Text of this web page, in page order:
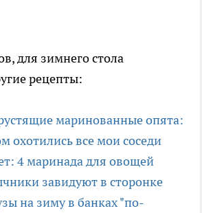
для зимнего стола
рецепты:
маринованные опята:
охотились все мои соседи
4 маринада для овощей
завидуют в сторонке
на зиму в банках "по-